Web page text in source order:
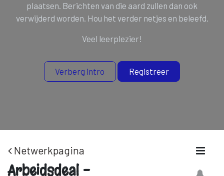
plaatsen. Berichten van die aard zullen dan ook
verwijderd worden. Hou het verder netjes en beleefd.
Veel leerplezier!
Verberg intro Registreer
Netwerkpagina
Arbeidsdeal -